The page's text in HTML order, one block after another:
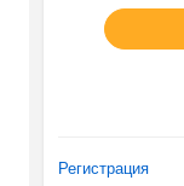
Регистрация